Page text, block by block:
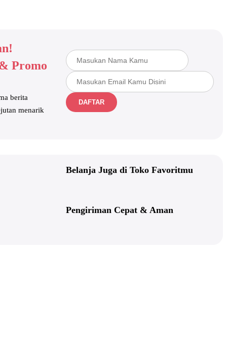
Promo
berita
menarik
DAFTAR
Belanja Juga di Toko Favoritmu
Pengiriman Cepat & Aman